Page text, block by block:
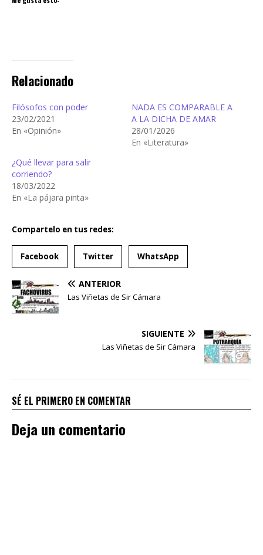
Relacionado
Filósofos con poder
23/02/2021
En «Opinión»
NADA ES COMPARABLE A
A LA DICHA DE AMAR
28/01/2026
En «Literatura»
¿Qué llevar para salir
corriendo?
18/03/2022
En «La pájara pinta»
Compartelo en tus redes:
Facebook Twitter WhatsApp
ANTERIOR
Las Viñetas de Sir Cámara
SIGUIENTE
Las Viñetas de Sir Cámara
SÉ EL PRIMERO EN COMENTAR
Deja un comentario